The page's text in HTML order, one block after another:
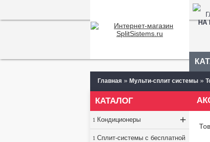
НА
Главная » Мульти-сплит системы »
КАТАЛОГ
Кондиционеры +
Сплит-системы с бесплатной